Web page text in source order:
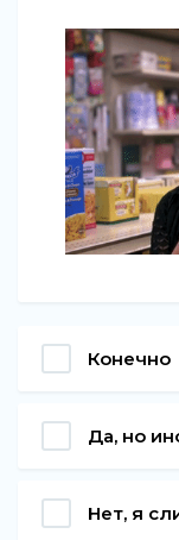
Конечно
Да, но
Нет, я